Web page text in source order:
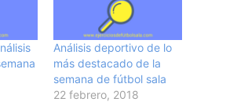
Análisis deportivo de lo
más destacado de la
semana de fútbol sala
22 febrero, 2018